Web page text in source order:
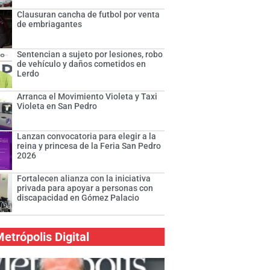
Clausuran cancha de futbol por venta
de embriagantes
Sentencian a sujeto por lesiones, robo
de vehículo y daños cometidos en
Lerdo
Arranca el Movimiento Violeta y Taxi
Violeta en San Pedro
Lanzan convocatoria para elegir a la
reina y princesa de la Feria San Pedro
2026
Fortalecen alianza con la iniciativa
privada para apoyar a personas con
discapacidad en Gómez Palacio
Digital